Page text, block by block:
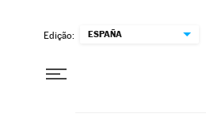
Edição: ESPAÑA